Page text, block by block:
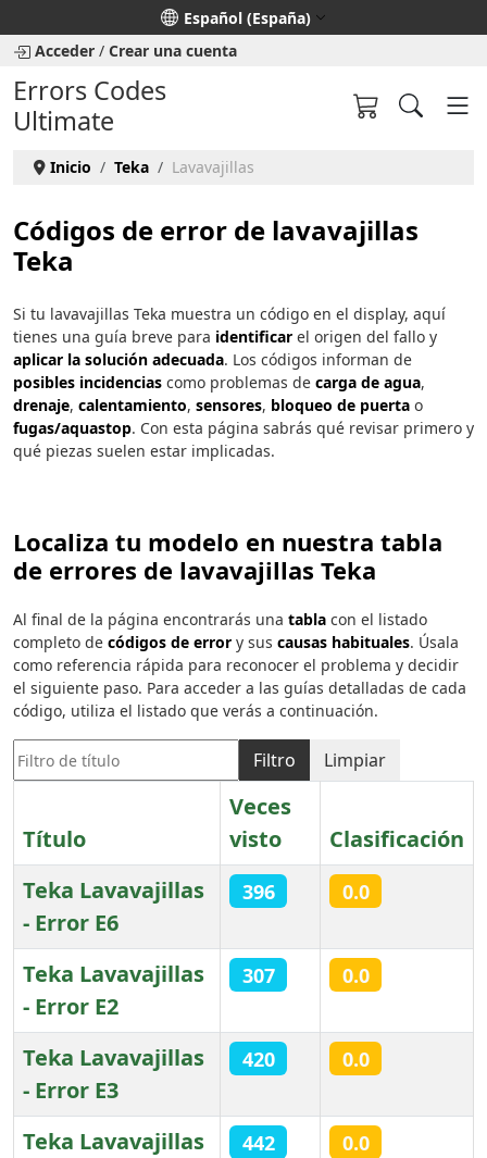
Seleccione su idioma
Español (España)
Acceder / Crear una cuenta
Errors Codes
Ultimate
Inicio Teka Lavavajillas
Códigos de error de lavavajillas
Teka
Si tu lavavajillas Teka muestra un código en el display, aquí
tienes una guía breve para identificar el origen del fallo y
aplicar la solución adecuada. Los códigos informan de
posibles incidencias como problemas de carga de agua,
drenaje, calentamiento, sensores, bloqueo de puerta o
fugas/aquastop. Con esta página sabrás qué revisar primero y
qué piezas suelen estar implicadas.
Localiza tu modelo en nuestra tabla
de errores de lavavajillas Teka
Al final de la página encontrarás una tabla con el listado
completo de códigos de error y sus causas habituales. Úsala
como referencia rápida para reconocer el problema y decidir
el siguiente paso. Para acceder a las guías detalladas de cada
código, utiliza el listado que verás a continuación.
Filtro de título
Filtro Limpiar
Título
Veces
visto
Clasificación
Teka Lavavajillas
- Error E6
396 0.0
Teka Lavavajillas
- Error E2
307 0.0
Teka Lavavajillas
- Error E3
420 0.0
Teka Lavavajillas
442 0.0